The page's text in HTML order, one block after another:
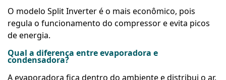
O modelo Split Inverter é o mais econômico, pois
regula o funcionamento do compressor e evita picos
de energia.
Qual a diferença entre evaporadora e
condensadora?
A evaporadora fica dentro do ambiente e distribui o ar.